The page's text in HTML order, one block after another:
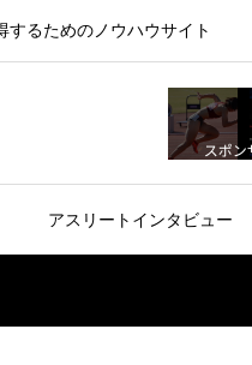
するためのノウハウサイト
アスリートインタビュー